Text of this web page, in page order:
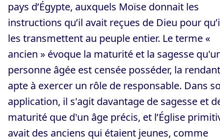
pays d’Égypte, auxquels Moïse donnait les
instructions qu’il avait reçues de Dieu pour
les transmettent au peuple entier. Le terme «
ancien » évoque la maturité et la sagesse
personne âgée est censée posséder, la rendant
apte à exercer un rôle de responsable. Dans
application, il s'agit davantage de sagesse et
maturité que d'un âge précis, et l’Église
avait des anciens qui étaient jeunes, comme